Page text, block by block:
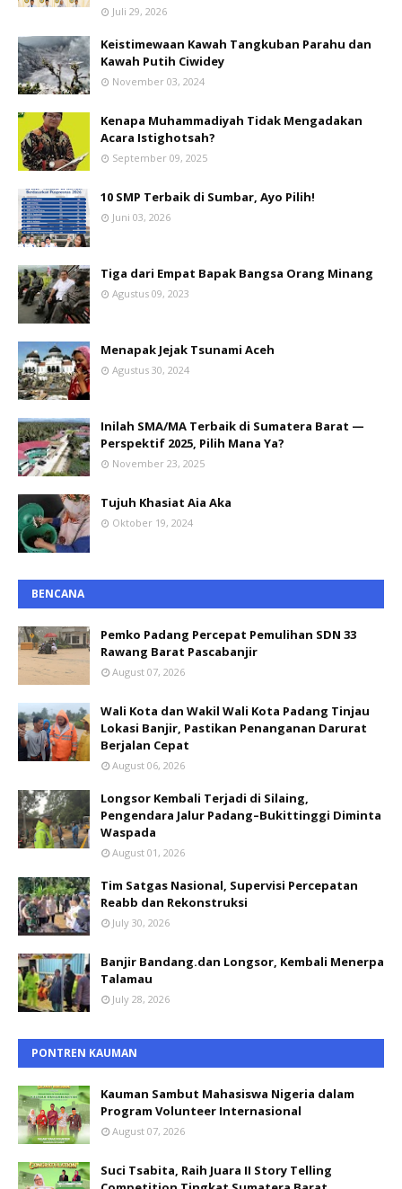
Juli 29, 2026
Keistimewaan Kawah Tangkuban Parahu dan
Kawah Putih Ciwidey
November 03, 2024
Kenapa Muhammadiyah Tidak Mengadakan
Acara Istighotsah?
September 09, 2025
10 SMP Terbaik di Sumbar, Ayo Pilih!
Juni 03, 2026
Tiga dari Empat Bapak Bangsa Orang Minang
Agustus 09, 2023
Menapak Jejak Tsunami Aceh
Agustus 30, 2024
Inilah SMA/MA Terbaik di Sumatera Barat —
Perspektif 2025, Pilih Mana Ya?
November 23, 2025
Tujuh Khasiat Aia Aka
Oktober 19, 2024
BENCANA
Pemko Padang Percepat Pemulihan SDN 33
Rawang Barat Pascabanjir
August 07, 2026
Wali Kota dan Wakil Wali Kota Padang Tinjau
Lokasi Banjir, Pastikan Penanganan Darurat
Berjalan Cepat
August 06, 2026
Longsor Kembali Terjadi di Silaing,
Pengendara Jalur Padang–Bukittinggi Diminta
Waspada
August 01, 2026
Tim Satgas Nasional, Supervisi Percepatan
Reabb dan Rekonstruksi
July 30, 2026
Banjir Bandang.dan Longsor, Kembali Menerpa
Talamau
July 28, 2026
PONTREN KAUMAN
Kauman Sambut Mahasiswa Nigeria dalam
Program Volunteer Internasional
August 07, 2026
Suci Tsabita, Raih Juara II Story Telling